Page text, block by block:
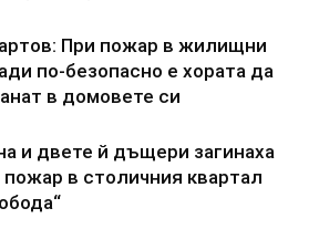
При пожар в жилищни
по-безопасно е хората да
в домовете си
и двете й дъщери загинаха
пожар в столичния квартал